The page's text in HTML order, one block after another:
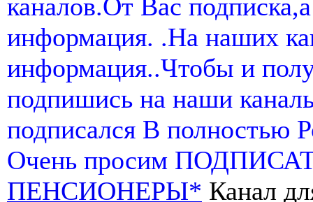
каналов.От Вас
информация. .На наших
информация..Чтобы и
подпишись на наши
подписался В полностью
Очень просим
ПЕНСИОНЕРЫ* Канал